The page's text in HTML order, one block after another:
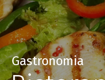
Gastronomia